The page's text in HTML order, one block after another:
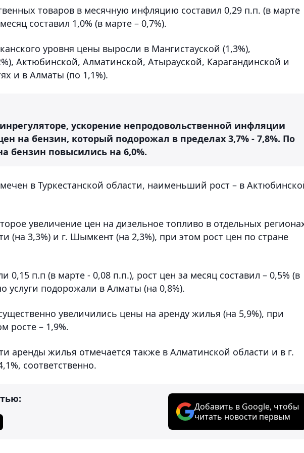
товаров в месячную инфляцию составил 0,29 п.п. (в марте
составил 1,0% (в марте – 0,7%).
уровня цены выросли в Мангистауской (1,3%),
Актюбинской, Алматинской, Атырауской, Карагандинской и
и в Алматы (по 1,1%).
ускорение непродовольственной инфляции
на бензин, который подорожал в пределах 3,7% - 7,8%. По
бензин повысились на 6,0%.
в Туркестанской области, наименьший рост – в
увеличение цен на дизельное топливо в отдельных
(на 3,3%) и г. Шымкент (на 2,3%), при этом рост цен по стране
0,15 п.п (в марте - 0,08 п.п.), рост цен за месяц составил – 0,5% (в
услуги подорожали в Алматы (на 0,8%).
увеличились цены на аренду жилья (на 5,9%), при
росте – 1,9%.
аренды жилья отмечается также в Алматинской области и в г.
соответственно.
Добавить в Google, чтобы
читать новости первым